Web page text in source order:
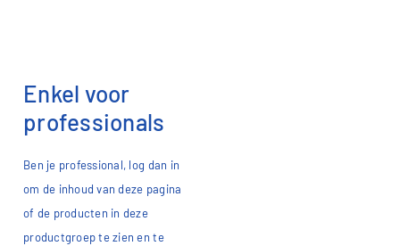
Enkel voor
professionals
Ben je professional, log dan in
om de inhoud van deze pagina
of de producten in deze
productgroep te zien en te